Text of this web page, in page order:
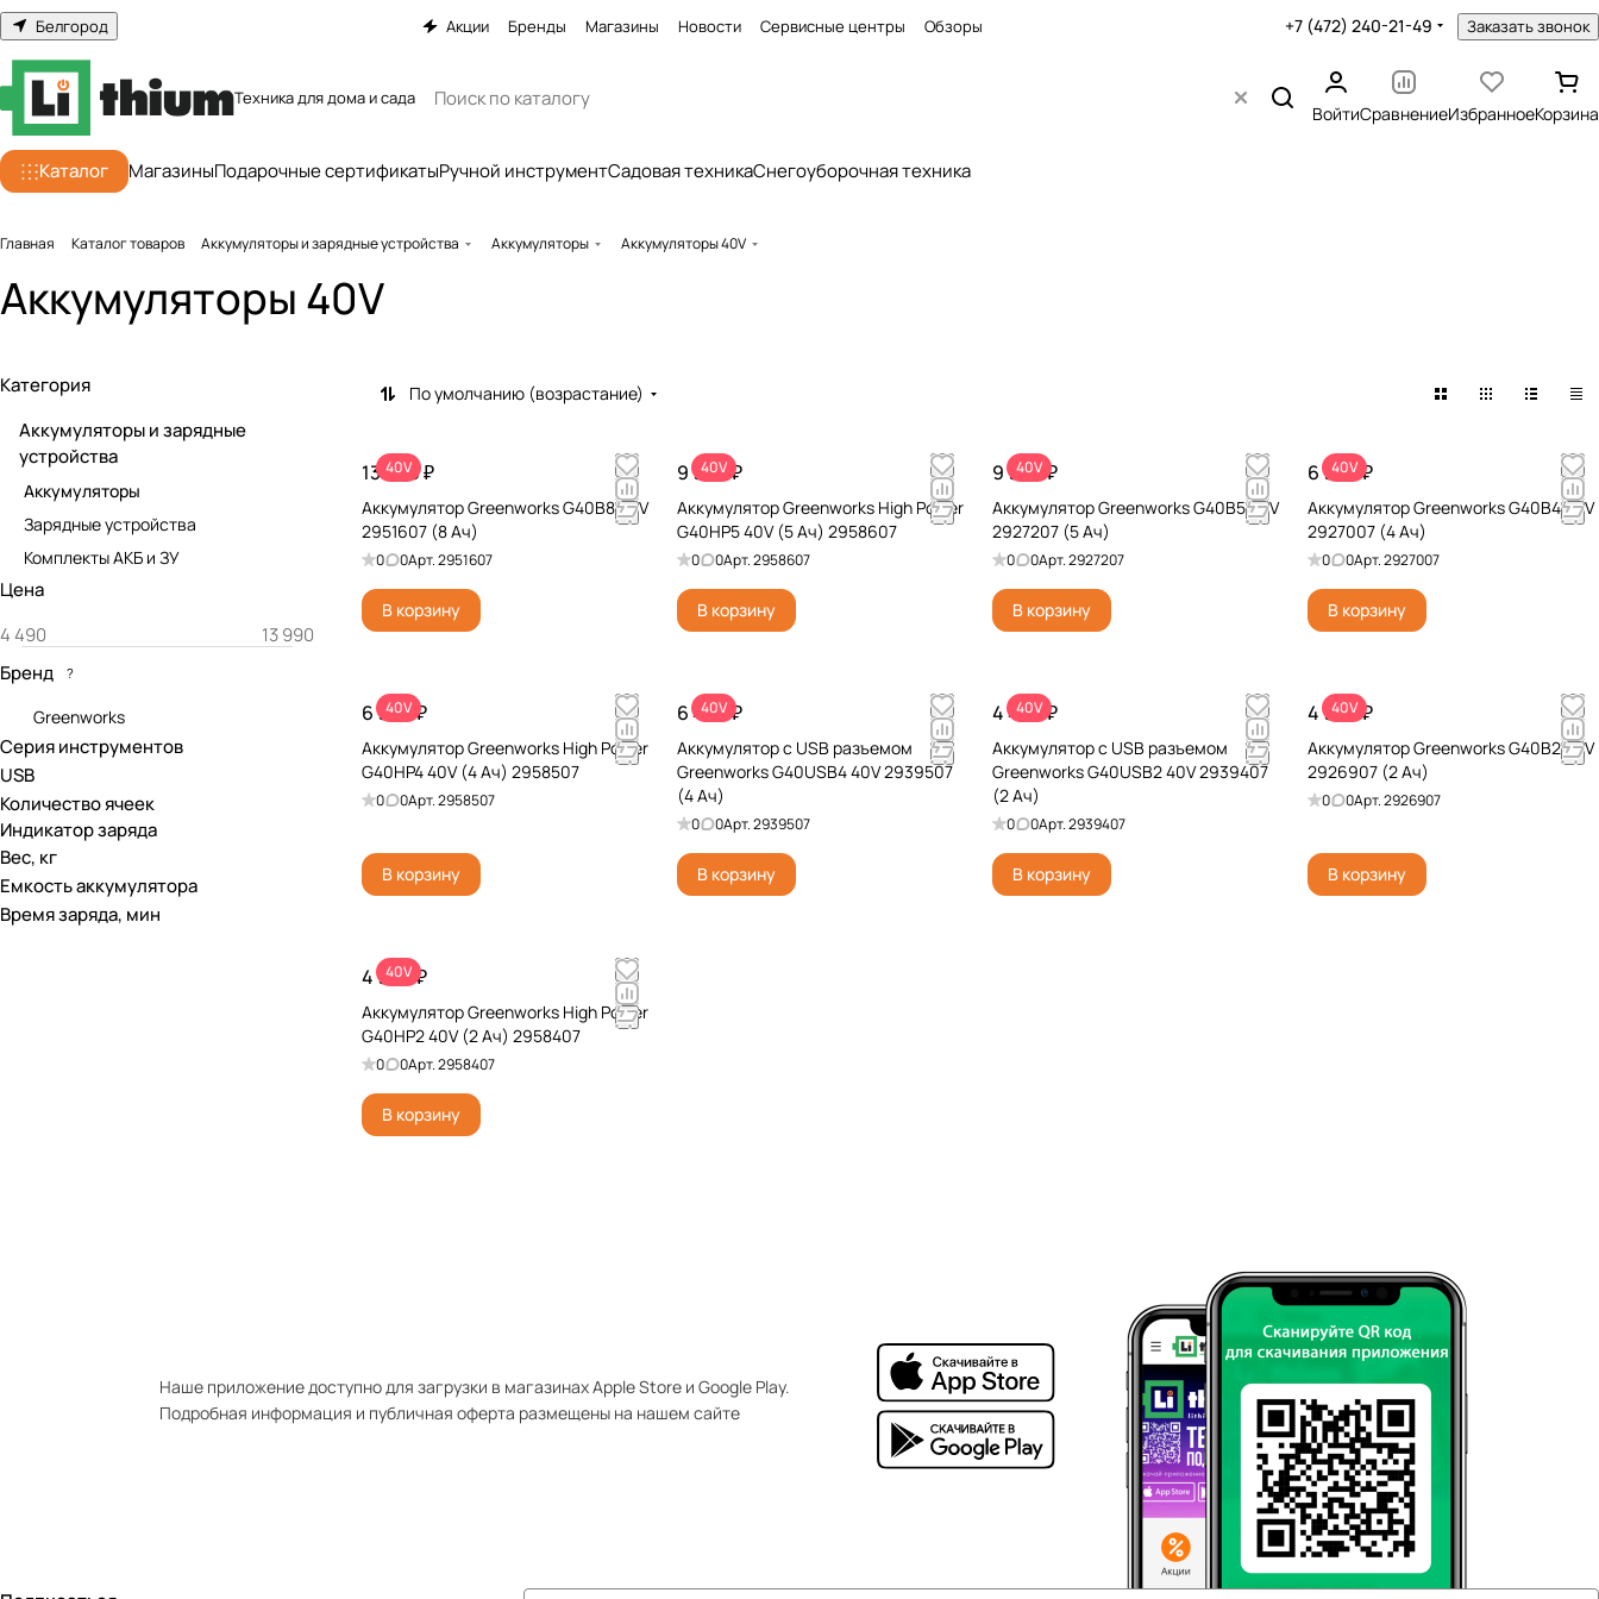
Белгород Акции Бренды Магазины Новости Сервисные центры Обзоры +7 (472) 240-21-49 Заказать звонок
Техника для дома и сада
ВойтиСравнениеИзбранноеКорзина
Каталог МагазиныПодарочные сертификатыРучной инструментСадовая техникаСнегоуборочная техника
Главная Каталог товаров Аккумуляторы и зарядные устройства Аккумуляторы Аккумуляторы 40V
Аккумуляторы 40V
По умолчанию (возрастание)
40V
13 990 ₽
Аккумулятор Greenworks G40B8 40V
2951607 (8 Ач)
0 0Арт.2951607
В корзину
40V
9 990 ₽
Аккумулятор Greenworks High Power
G40HP5 40V (5 Ач) 2958607
0 0Арт.2958607
В корзину
40V
9 990 ₽
Аккумулятор Greenworks G40B5 40V
2927207 (5 Ач)
0 0Арт.2927207
В корзину
40V
6 990 ₽
Аккумулятор Greenworks G40B4 40V
2927007 (4 Ач)
0 0Арт.2927007
В корзину
40V
6 990 ₽
Аккумулятор Greenworks High Power
G40HP4 40V (4 Ач) 2958507
0 0Арт.2958507
В корзину
40V
6 490 ₽
Аккумулятор с USB разъемом
Greenworks G40USB4 40V 2939507
(4 Ач)
0 0Арт.2939507
В корзину
40V
4 490 ₽
Аккумулятор с USB разъемом
Greenworks G40USB2 40V 2939407
(2 Ач)
0 0Арт.2939407
В корзину
40V
4 990 ₽
Аккумулятор Greenworks G40B2 40V
2926907 (2 Ач)
0 0Арт.2926907
В корзину
40V
4 990 ₽
Аккумулятор Greenworks High Power
G40HP2 40V (2 Ач) 2958407
0 0Арт.2958407
В корзину
Категория
Аккумуляторы и зарядные
устройства
Аккумуляторы
Зарядные устройства
Комплекты АКБ и ЗУ
Цена
Бренд ?
Greenworks
Серия инструментов
USB
Количество ячеек
Индикатор заряда
Вес, кг
Емкость аккумулятора
Время заряда, мин
Наше приложение доступно для загрузки в магазинах Apple Store и Google Play.
Подробная информация и публичная оферта размещены на нашем сайте